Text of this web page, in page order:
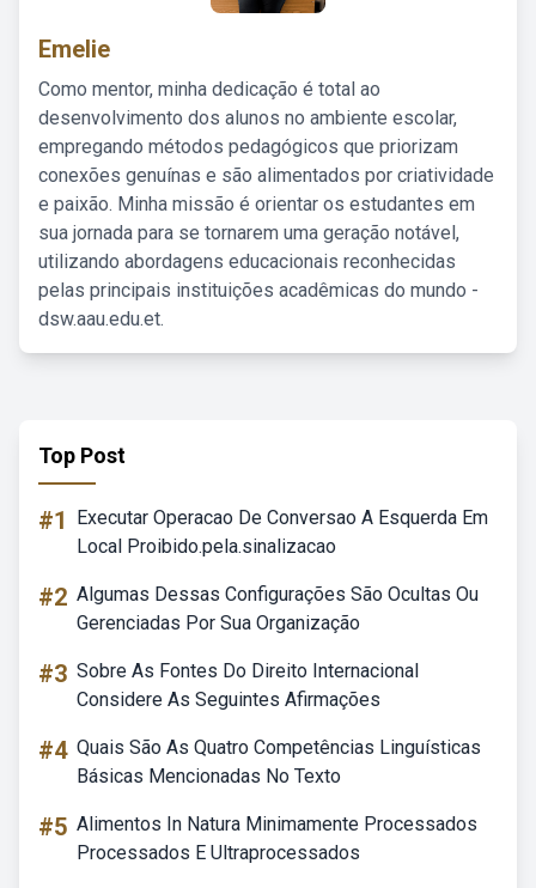
Emelie
Como mentor, minha dedicação é total ao
desenvolvimento dos alunos no ambiente escolar,
empregando métodos pedagógicos que priorizam
conexões genuínas e são alimentados por criatividade
e paixão. Minha missão é orientar os estudantes em
sua jornada para se tornarem uma geração notável,
utilizando abordagens educacionais reconhecidas
pelas principais instituições acadêmicas do mundo -
dsw.aau.edu.et.
Top Post
#1
Executar Operacao De Conversao A Esquerda Em
Local Proibido.pela.sinalizacao
#2 Algumas Dessas Configurações São Ocultas Ou
Gerenciadas Por Sua Organização
#3 Sobre As Fontes Do Direito Internacional
Considere As Seguintes Afirmações
#4 Quais São As Quatro Competências Linguísticas
Básicas Mencionadas No Texto
#5 Alimentos In Natura Minimamente Processados
Processados E Ultraprocessados